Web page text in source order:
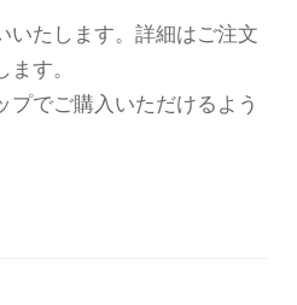
いたします。詳細はご注文
す。
プでご購入いただけるよう